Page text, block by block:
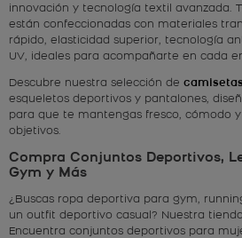
innovación y tecnología textil avanzada.
están confeccionadas con materiales
rápido, elasticidad superior, tecnología
UV, ideales para acompañarte en cada
Descubre nuestra selección de
esqueletos deportivos y pantalones,
para que te mantengas fresco, cómodo
objetivos.
Compra Conjuntos Deportivos,
Gym y Más
¿Buscas ropa deportiva para gym,
un outfit deportivo casual? Nuestra
Encuentra conjuntos deportivos para